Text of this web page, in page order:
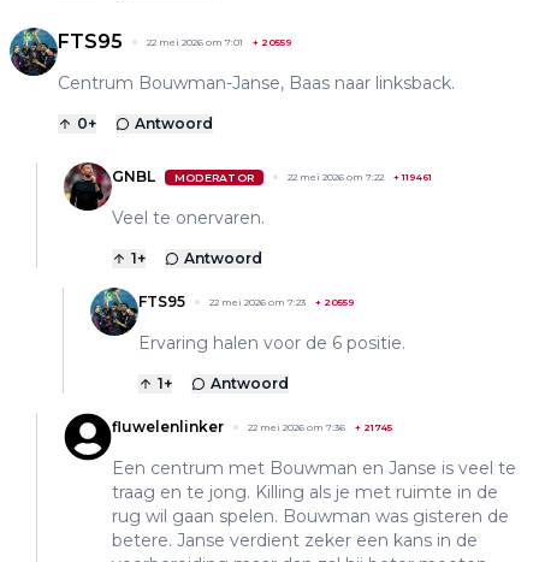
FTS95 22 mei 2026 om 7:01 + 20559
Centrum Bouwman-Janse, Baas naar linksback.
0+ Antwoord
GNBL MODERATOR 22 mei 2026 om 7:22 +119461
Veel te onervaren.
1+ Antwoord
FTS95 22 mei 2026 om 7:23 + 20559
Ervaring halen voor de 6 positie.
1+ Antwoord
fluwelenlinker 22 mei 2026 om 7:36 + 21745
Een centrum met Bouwman en Janse is veel te
traag en te jong. Killing als je met ruimte in de
rug wil gaan spelen. Bouwman was gisteren de
betere. Janse verdient zeker een kans in de